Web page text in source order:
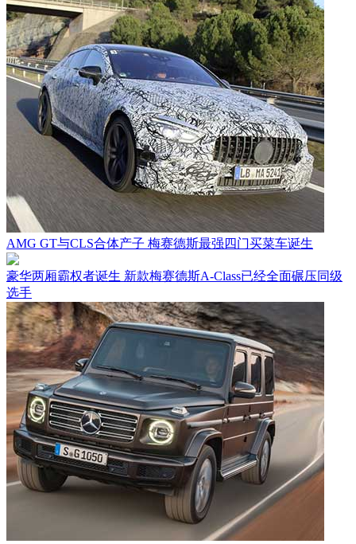
AMG GT与CLS合体产子 梅赛德斯最强四门买菜车诞生
豪华两厢霸权者诞生 新款梅赛德斯A-Class已经全面碾压同级
选手